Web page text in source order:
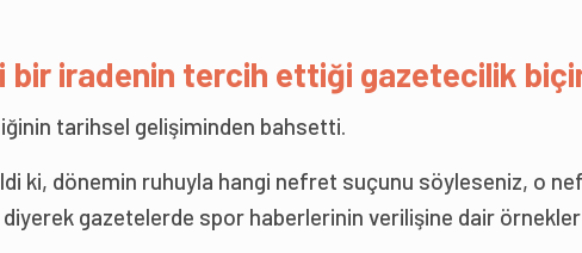
bir iradenin tercih ettiği gazetecilik
tarihsel gelişiminden bahsetti.
ki, dönemin ruhuyla hangi nefret suçunu söyleseniz, o
gazetelerde spor haberlerinin verilişine dair